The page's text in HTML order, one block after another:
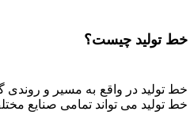
خط تولید چیست؟
خط تولید در واقع به مسیر و روندی
خط تولید می تواند تمامی صنایع